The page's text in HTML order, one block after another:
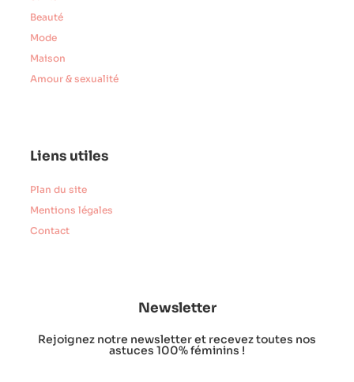
Beauté
Mode
Maison
Amour & sexualité
Liens utiles
Plan du site
Mentions légales
Contact
Newsletter
Rejoignez notre newsletter et recevez toutes nos
astuces 100% féminins !